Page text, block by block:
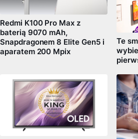
Redmi K100 Pro Max z
baterią 9070 mAh,
Snapdragonem 8 Elite Gen5 i
aparatem 200 Mpix
Te